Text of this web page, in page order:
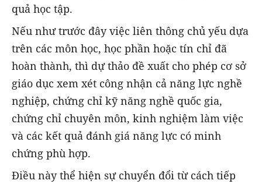
quả học tập.
Nếu như trước đây việc liên thông chủ yếu dựa
trên các môn học, học phần hoặc tín chỉ đã
hoàn thành, thì dự thảo đề xuất cho phép cơ sở
giáo dục xem xét công nhận cả năng lực nghề
nghiệp, chứng chỉ kỹ năng nghề quốc gia,
chứng chỉ chuyên môn, kinh nghiệm làm việc
và các kết quả đánh giá năng lực có minh
chứng phù hợp.
Điều này thể hiện sự chuyển đổi từ cách tiếp